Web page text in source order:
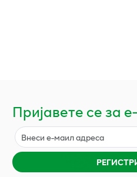
Пријавете се за